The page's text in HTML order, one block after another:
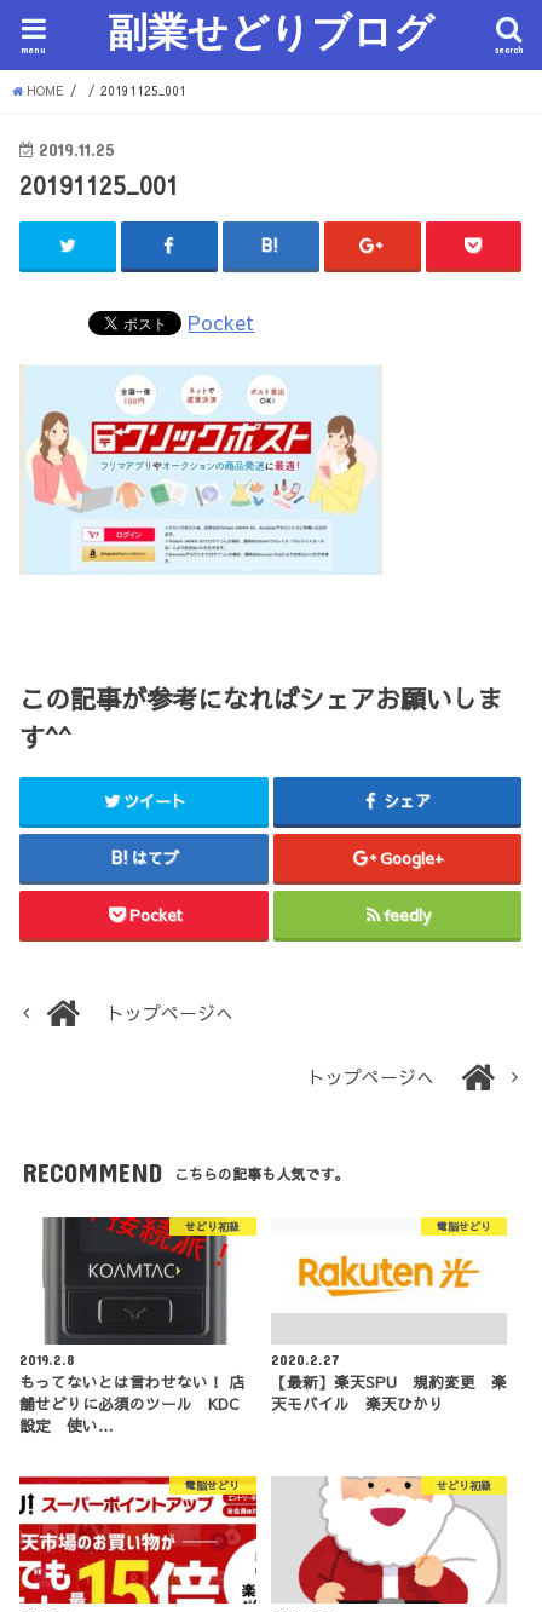
副業せどりブログ search
menu
HOME 20191125_001
2019.11.25
20191125_001
Pocket
この記事が参考になればシェアお願いしま
す^^
ツイート シェア
はてブ Google+
Pocket feedly
トップページへ
トップページへ
RECOMMEND こちらの記事も人気です。
せどり初級
2019.2.8
もってないとは言わせない！ 店
舗せどりに必須のツール KDC
設定 使い…
電脳せどり
2020.2.27
【最新】楽天SPU 規約変更 楽
天モバイル 楽天ひかり
電脳せどり せどり初級